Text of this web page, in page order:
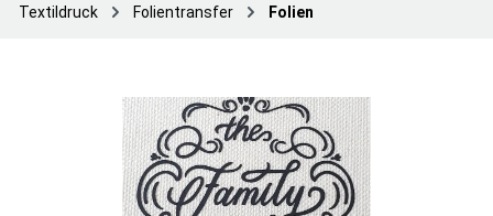
Textildruck Folientransfer Folien